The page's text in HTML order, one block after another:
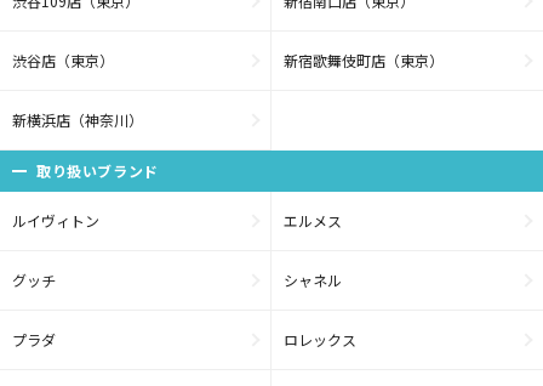
渋谷店（東京） 新宿歌舞伎町店（東京）
新横浜店（神奈川）
取り扱いブランド
ルイヴィトン エルメス
グッチ シャネル
プラダ ロレックス